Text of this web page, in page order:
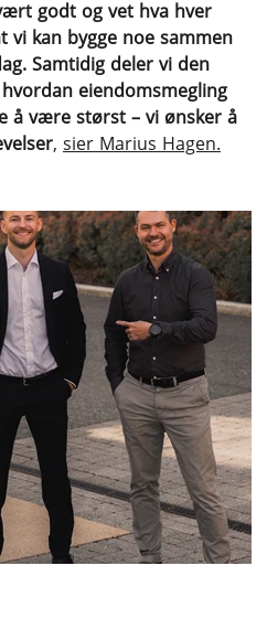
godt og vet hva hver
vi kan bygge noe sammen
Samtidig deler vi den
eiendomsmegling
å være størst – vi ønsker å
, sier Marius Hagen.